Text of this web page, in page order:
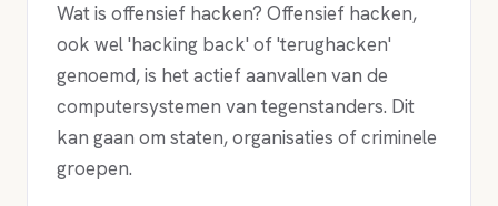
Wat is offensief hacken? Offensief hacken,
ook wel 'hacking back' of 'terughacken'
genoemd, is het actief aanvallen van de
computersystemen van tegenstanders. Dit
kan gaan om staten, organisaties of criminele
groepen.